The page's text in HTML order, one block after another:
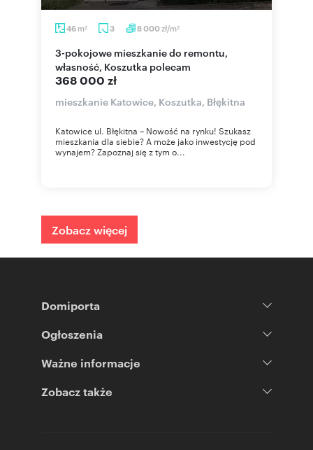
46 m2 3 8 000zł/m2
3-pokojowe mieszkanie do remontu,
własność, Koszutka polecam
368 000 zł
mieszkanie Katowice, Koszutka, Błękitna
Katowice ul. Błękitna – Nowość na rynku! Szukasz
mieszkania dla siebie? A może jako inwestycję pod
wynajem? Zapoznaj się z tym o...
Zobacz więcej
Domiporta
Ogłoszenia
Ważne informacje
Zobacz także